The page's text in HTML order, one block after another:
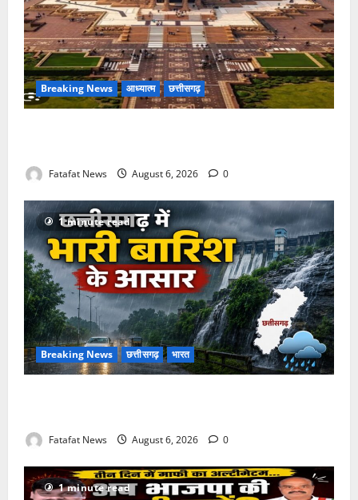
Breaking News आध्यात्म छत्तीसगढ़
Fatafat News August 6, 2026 0
1 minute read
Breaking News छत्तीसगढ़ भारत
Fatafat News August 6, 2026 0
1 minute read